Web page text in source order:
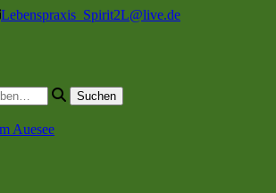
Lebenspraxis_Spirit2L@live.de